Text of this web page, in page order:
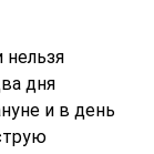
нельзя
дня
и в день